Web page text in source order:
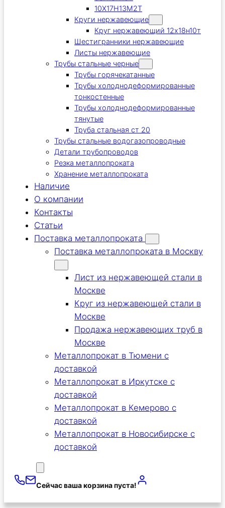
10Х17Н13М2Т
Круги нержавеющие
Круг нержавеющий 12х18н10т
Шестигранники нержавеющие
Листы нержавеющие
Трубы стальные черные
Трубы горячекатанные
Трубы холоднодеформированные
тонкостенные
Трубы холоднодеформированные
тянутые
Труба стальная ст 20
Трубы стальные водогазопроводные
Детали трубопроводов
Резка металлопроката
Хранение металлопроката
Наличие
О компании
Контакты
Статьи
Поставка металлопроката
Поставка металлопроката в Москву
Лист из нержавеющей стали в
Москве
Круг из нержавеющей стали в
Москве
Продажа нержавеющих труб в
Москве
Металлопрокат в Тюмени с
доставкой
Металлопрокат в Иркутске с
доставкой
Металлопрокат в Кемерово с
доставкой
Металлопрокат в Новосибирске с
доставкой
Сейчас ваша корзина пуста!